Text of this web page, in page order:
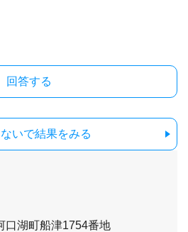
いで結果をみる
口湖町船津1754番地